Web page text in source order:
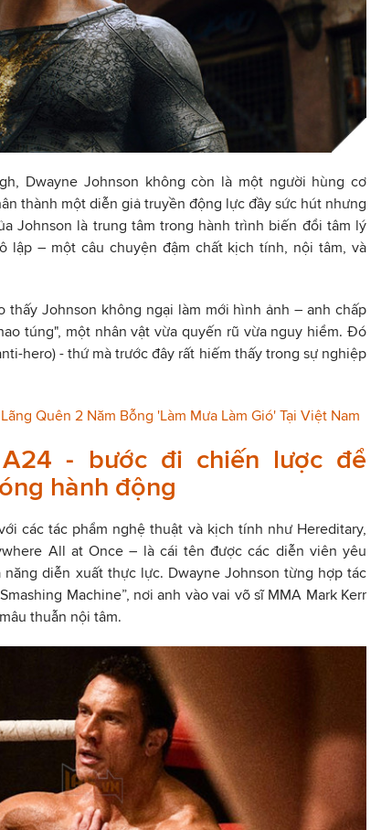
Dwayne Johnson không còn là một người hùng cơ
thành một diễn giả truyền động lực đầy sức hút nhưng
Johnson là trung tâm trong hành trình biến đổi tâm lý
lập – một câu chuyện đậm chất kịch tính, nội tâm, và
thấy Johnson không ngại làm mới hình ảnh – anh chấp
túng", một nhân vật vừa quyến rũ vừa nguy hiểm. Đó
hero) - thứ mà trước đây rất hiếm thấy trong sự nghiệp
Quên 2 Năm Bỗng 'Làm Mưa Làm Gió' Tại Việt Nam
- bước đi chiến lược để
hành động
các tác phẩm nghệ thuật và kịch tính như Hereditary,
All at Once – là cái tên được các diễn viên yêu
diễn xuất thực lực. Dwayne Johnson từng hợp tác
Machine”, nơi anh vào vai võ sĩ MMA Mark Kerr
thuẫn nội tâm.